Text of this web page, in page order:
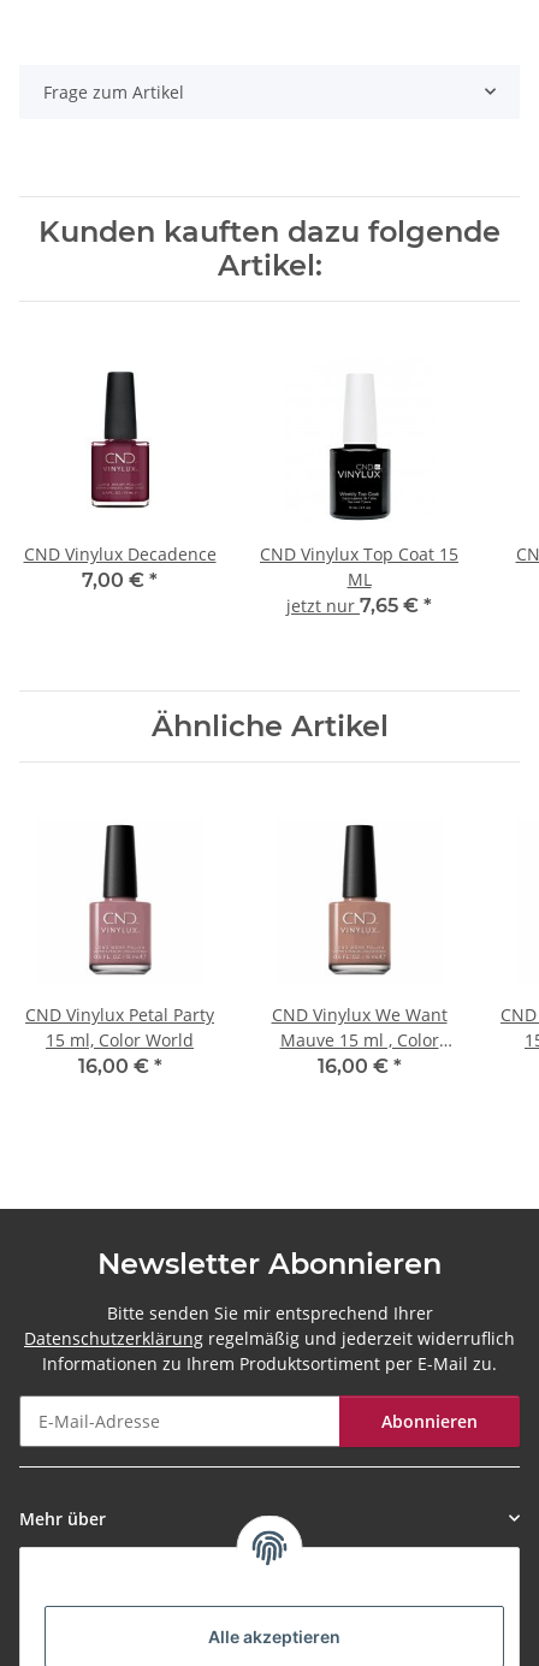
Alle akzeptieren
Frage zum Artikel
Kunden kauften dazu folgende
Artikel:
CND Vinylux Decadence
7,00 € *
CND Vinylux Top Coat 15
ML
jetzt nur 7,65 € *
Ähnliche Artikel
CND Vinylux Petal Party
15 ml, Color World
16,00 € *
CND Vinylux We Want
Mauve 15 ml , Color
World
16,00 € *
Newsletter Abonnieren
Bitte senden Sie mir entsprechend Ihrer
Datenschutzerklärung regelmäßig und jederzeit widerruflich
Informationen zu Ihrem Produktsortiment per E-Mail zu.
Abonnieren
Mehr über